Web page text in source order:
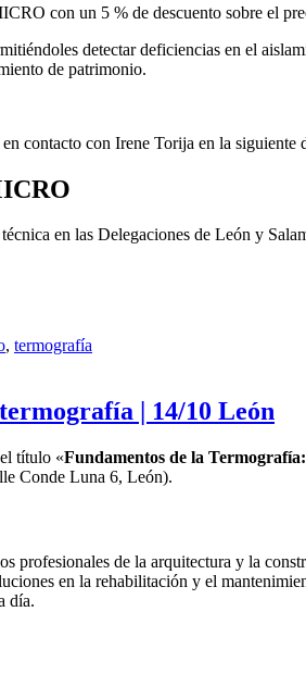
con un 5 % de descuento sobre el
detectar deficiencias en el
de patrimonio.
contacto con Irene Torija en la siguiente
en las Delegaciones de León y
, termografía
| 14/10 León
título «Fundamentos de la
Conde Luna 6, León).
profesionales de la arquitectura y la
en la rehabilitación y el
día.